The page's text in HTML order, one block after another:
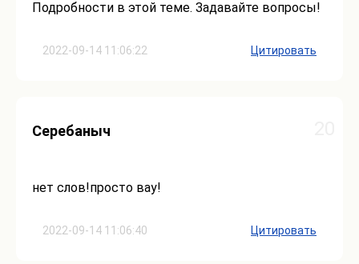
2022-09-14 11:06:22
Подробности в этой теме. Задавайте вопросы!
Цитировать
2022-09-14 11:06:40
Серебаныч
нет слов!просто вау!
Цитировать